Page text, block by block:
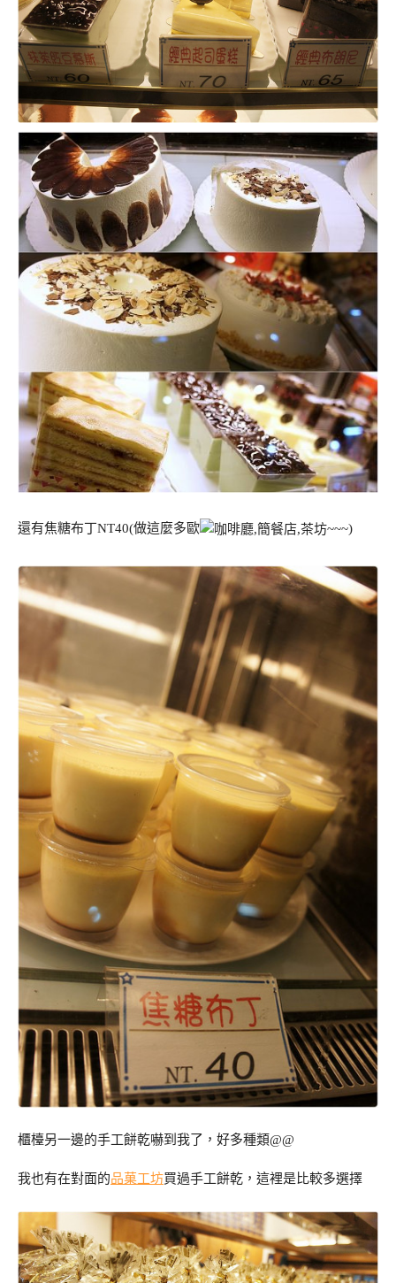
還有焦糖布丁NT40(做這麼多歐 ~~~)
櫃檯另一邊的手工餅乾嚇到我了，好多種類@@
我也有在對面的品菓工坊買過手工餅乾，這裡是比較多選擇